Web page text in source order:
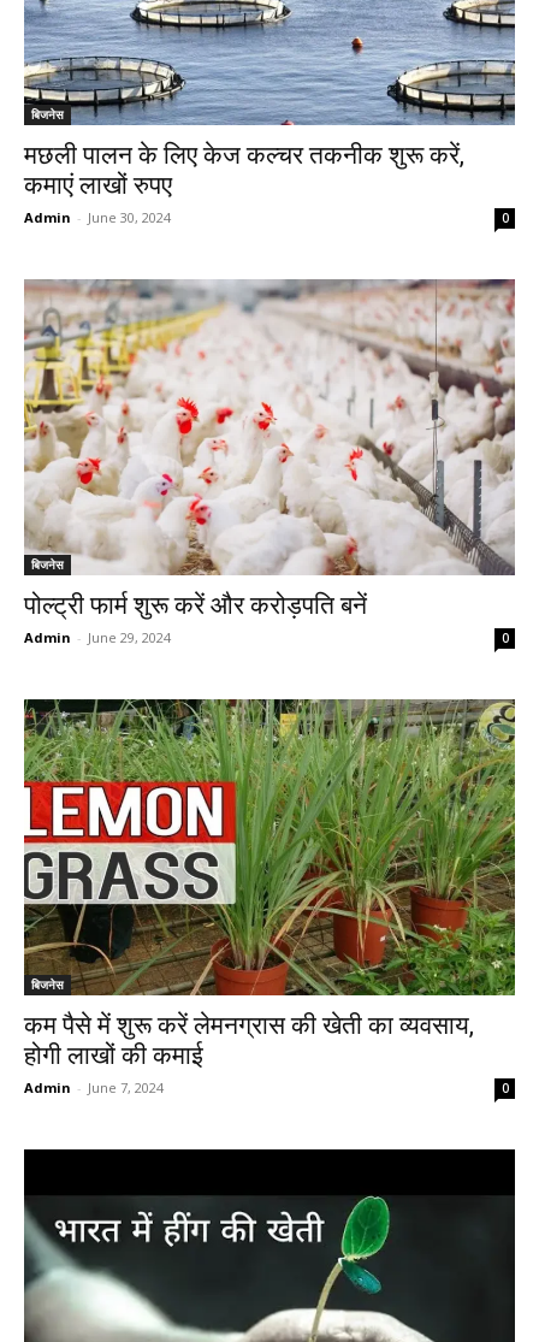
बिजनेस
मछली पालन के लिए केज कल्चर तकनीक शुरू करें,
कमाएं लाखों रुपए
Admin - June 30, 2024 0
बिजनेस
पोल्ट्री फार्म शुरू करें और करोड़पति बनें
Admin - June 29, 2024 0
बिजनेस
कम पैसे में शुरू करें लेमनग्रास की खेती का व्यवसाय,
होगी लाखों की कमाई
Admin - June 7, 2024 0